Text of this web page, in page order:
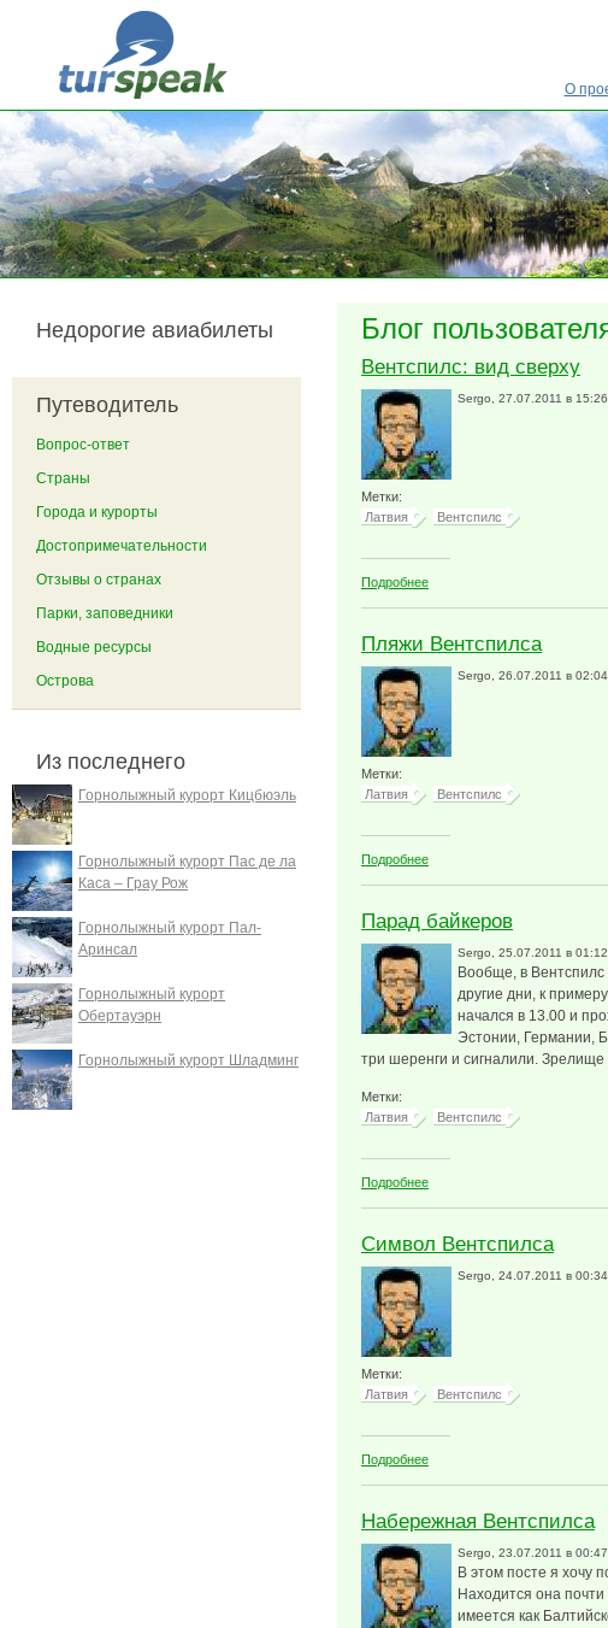
Перейти к основному содержанию
О
Блог
Вентспилс: вид сверху
Sergo , 27.07.2011 в
Метки:
Латвия
Вентспилс
Подробнее
Пляжи Вентспилса
Sergo , 26.07.2011 в
Метки:
Латвия
Вентспилс
Подробнее
Парад байкеров
Sergo , 25.07.2011 в
Вообще, в
другие дни, к
начался в 13.00 и
Эстонии, Германии,
три шеренги и сигналили. Зрелище
Метки:
Латвия
Вентспилс
Подробнее
Символ Вентспилса
Sergo , 24.07.2011 в
Метки:
Латвия
Вентспилс
Подробнее
Набережная Вентспилса
Sergo , 23.07.2011 в
В этом посте я хочу
Находится она
имеется как
Недорогие авиабилеты
Путеводитель
Вопрос-ответ
Страны
Города и курорты
Достопримечательности
Отзывы о странах
Парки, заповедники
Водные ресурсы
Острова
Из последнего
Горнолыжный курорт Кицбюэль
Горнолыжный курорт Пас де ла
Каса – Грау Рож
Горнолыжный курорт Пал-
Аринсал
Горнолыжный курорт
Обертауэрн
Горнолыжный курорт Шладминг